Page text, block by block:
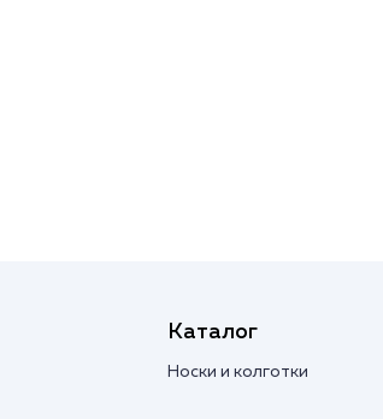
Каталог
Носки и колготки